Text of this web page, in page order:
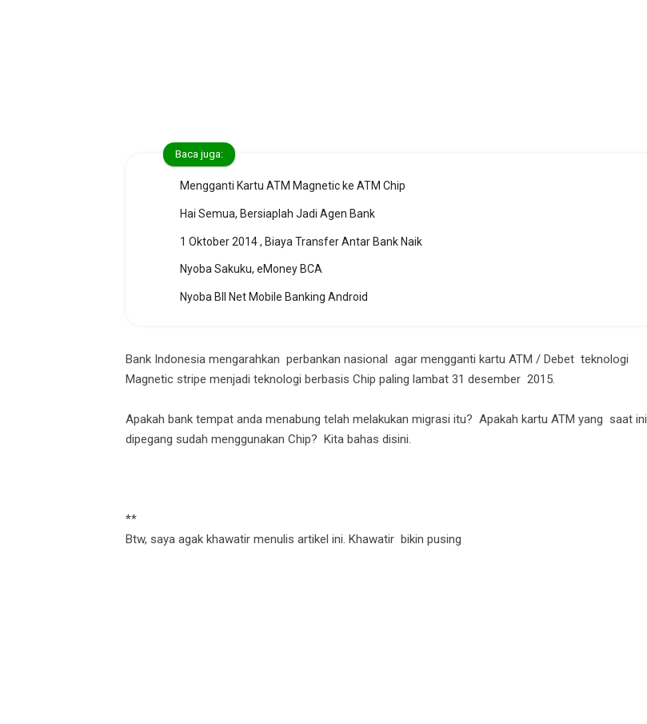
Baca juga:
Mengganti Kartu ATM Magnetic ke ATM Chip
Hai Semua, Bersiaplah Jadi Agen Bank
1 Oktober 2014 , Biaya Transfer Antar Bank Naik
Nyoba Sakuku, eMoney BCA
Nyoba BII Net Mobile Banking Android
Bank Indonesia mengarahkan perbankan nasional agar mengganti kartu ATM / Debet teknologi
Magnetic stripe menjadi teknologi berbasis Chip paling lambat 31 desember 2015.
Apakah bank tempat anda menabung telah melakukan migrasi itu? Apakah kartu ATM yang saat ini
dipegang sudah menggunakan Chip? Kita bahas disini.
**
Btw, saya agak khawatir menulis artikel ini. Khawatir bikin pusing